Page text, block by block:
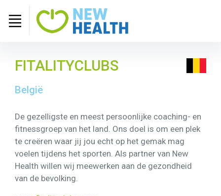
FITALITYCLUBS
België
De gezelligste en meest persoonlijke coaching- en
fitnessgroep van het land. Ons doel is om een plek
te creëren waar jij jou echt op het gemak mag
voelen tijdens het sporten. Als partner van New
Health willen wij meewerken aan de gezondheid
van de bevolking.